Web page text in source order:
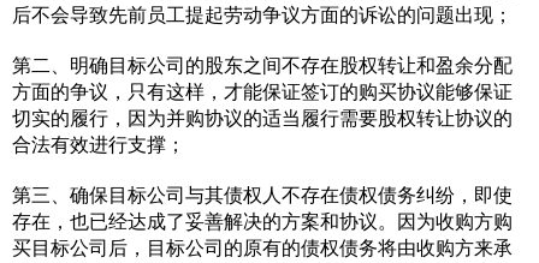
后不会导致先前员工提起劳动争议方面的诉讼的问题出现；
第二、明确目标公司的股东之间不存在股权转让和盈余分配
方面的争议，只有这样，才能保证签订的购买协议能够保证
切实的履行，因为并购协议的适当履行需要股权转让协议的
合法有效进行支撑；
第三、确保目标公司与其债权人不存在债权债务纠纷，即使
存在，也已经达成了妥善解决的方案和协议。因为收购方购
买目标公司后，目标公司的原有的债权债务将由收购方来承